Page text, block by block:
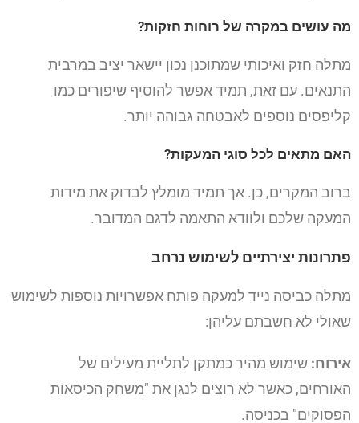
מה עושים במקרה של רוחות חזקות?
מתלה חזק ואיכותי שמתוכנן נכון יישאר יציב במרבית
התנאים. עם זאת, תמיד אפשר להוסיף שיפורים כמו
קליפסים נוספים לאבטחה גבוהה יותר.
האם מתאים לכל סוגי המעקות?
ברוב המקרים, כן. אך תמיד מומלץ לבדוק את מידות
המעקה שלכם ולוודא התאמה לדגם המדובר.
פתרונות יצירתיים לשימוש נרחב
מתלה כביסה נייד למעקה פותח אפשרויות נוספות לשימוש
שאולי לא חשבתם עליהן:
אירוח: שימוש מהיר כמתקן לתליית מעילים של
האורחים, כאשר לא רוצים לנגן את "משחק הכיסאות
הפסוקים" בכניסה.